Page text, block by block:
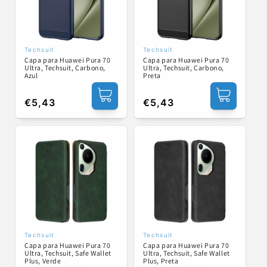
Fornecedor:
Techsuit
Capa para Huawei Pura 70
Ultra, Techsuit, Carbono,
Azul
Preço
normal
€5,43
Fornecedor:
Techsuit
Capa para Huawei Pura 70
Ultra, Techsuit, Carbono,
Preta
Preço
normal
€5,43
Fornecedor:
Techsuit
Capa para Huawei Pura 70
Ultra, Techsuit, Safe Wallet
Plus, Verde
Fornecedor:
Techsuit
Capa para Huawei Pura 70
Ultra, Techsuit, Safe Wallet
Plus, Preta